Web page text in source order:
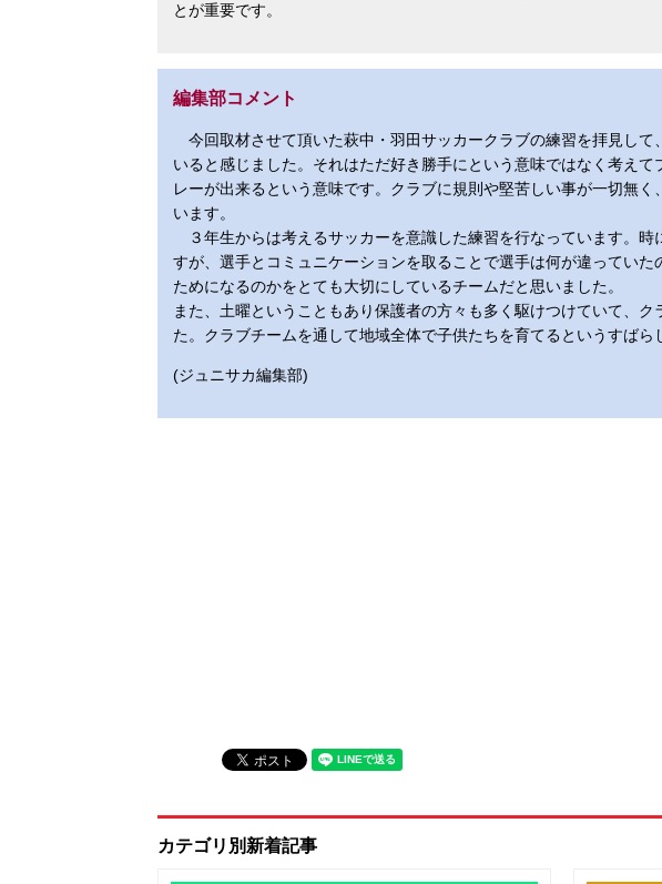
とが重要です。
編集部コメント
今回取材させて頂いた萩中・羽田サッカークラブの練習を拝見して
いると感じました。それはただ好き勝手にという意味ではなく考え
レーが出来るという意味です。クラブに規則や堅苦しい事が一切無
います。
３年生からは考えるサッカーを意識した練習を行なっています。時
すが、選手とコミュニケーションを取ることで選手は何が違ってい
ためになるのかをとても大切にしているチームだと思いました。
また、土曜ということもあり保護者の方々も多く駆けつけていて、
た。クラブチームを通して地域全体で子供たちを育てるというすばら
(ジュニサカ編集部)
カテゴリ別新着記事